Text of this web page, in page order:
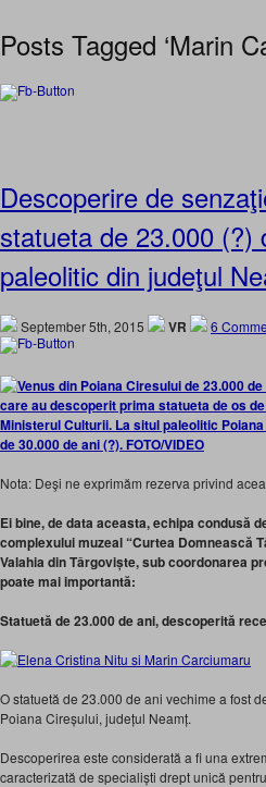
Posts Tagged ‘Marin
Descoperire de
statueta de 23.000
paleolitic din judeţul
September 5th, 2015 VR 6
care au descoperit prima statueta de os
Ministerul Culturii. La situl paleolitic
de 30.000 de ani (?). FOTO/VIDEO
Nota: Deşi ne exprimăm rezerva privind
Ei bine, de data aceasta, echipa condusă
complexului muzeal “Curtea Domnească
Valahia din Târgoviște, sub coordonarea
poate mai importantă:
Statuetă de 23.000 de ani, descoperită
O statuetă de 23.000 de ani vechime a fost
Poiana Cireșului, județul Neamț.
Descoperirea este considerată a fi una
caracterizată de specialiști drept unică